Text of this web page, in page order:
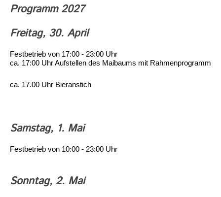
Programm 2027
Freitag, 30. April
Festbetrieb von 17:00 - 23:00 Uhr
ca. 17:00 Uhr Aufstellen des Maibaums mit Rahmenprogramm
ca. 17.00 Uhr Bieranstich
Samstag, 1. Mai
Festbetrieb von 10:00 - 23:00 Uhr
Sonntag, 2. Mai